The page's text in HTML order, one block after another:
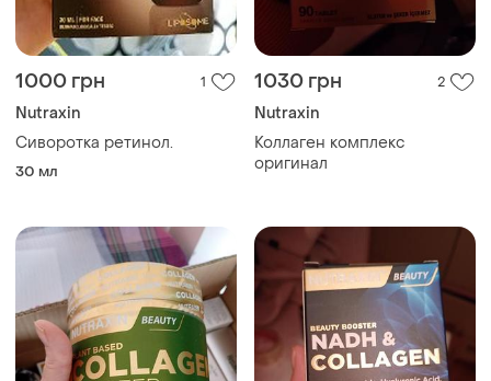
1000 грн 1
Nutraxin
Сиворотка ретинол.
30 мл
1030 грн 2
Nutraxin
Коллаген комплекс
оригинал